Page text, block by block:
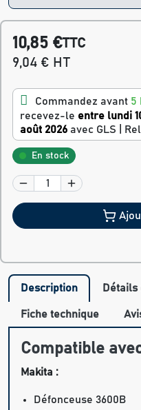
10,85 €TTC
9,04 € HT
Commandez avant 5
recevez-le entre lundi
août 2026 avec GLS |
En stock
Description Détails
Fiche technique
Compatible
Makita :
Défonceuse 3600B